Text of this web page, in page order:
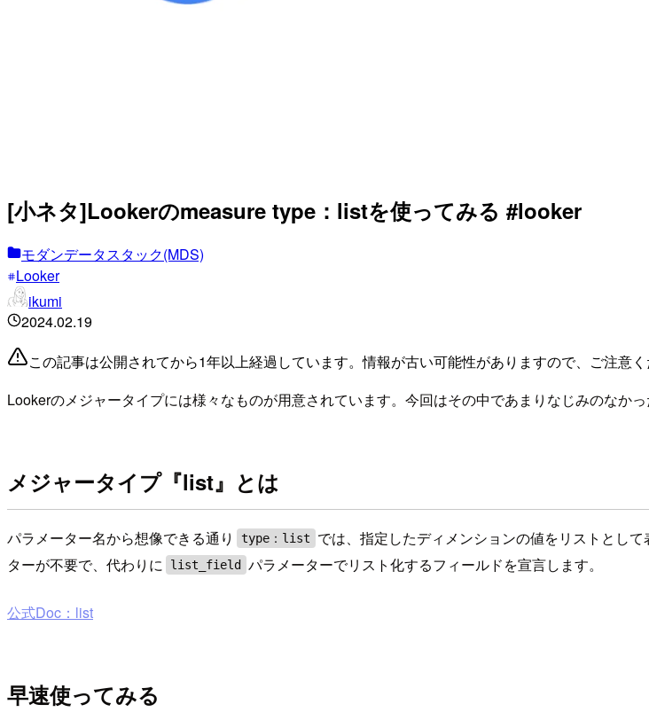
[小ネタ]Lookerのmeasure type：listを使ってみる #looker
モダンデータスタック(MDS)
Looker
ikumi
2024.02.19
この記事は公開されてから1年以上経過しています。情報が古い可能性がありますので、ご注意く
Lookerのメジャータイプには様々なものが用意されています。今回はその中であまりなじみのなかっ
メジャータイプ『list』とは
パラメーター名から想像できる通り type：list では、指定したディメンションの値をリストとし
ターが不要で、代わりに
list_field パラメーターでリスト化するフィールドを宣言します。
公式Doc：list
早速使ってみる